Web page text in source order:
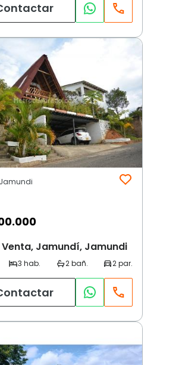
Venta, Jamundí, Jamundi